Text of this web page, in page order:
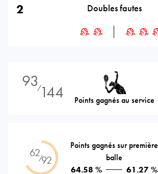
2 Doubles fautes
93⁄144 Points gagnés au service
62⁄92
Points gagnés sur première
balle
64.58 %
61.27 %